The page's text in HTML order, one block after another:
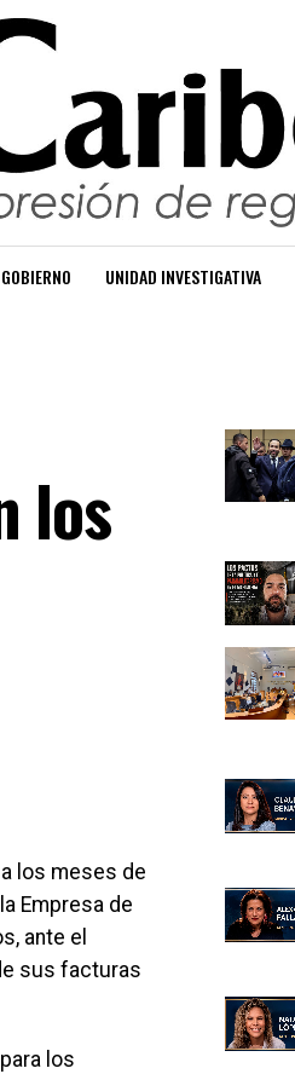
UNIDAD INVESTIGATIVA
los
los meses de
Empresa de
ante el
sus facturas
los